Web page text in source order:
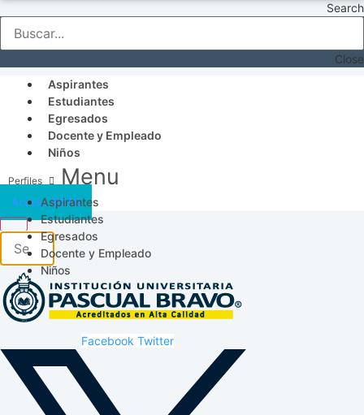
Search
Close
Aspirantes
Estudiantes
Egresados
Docente y Empleado
Niños
Menu
Aspirantes
Estudiantes
Egresados
Docente y Empleado
Niños
Acceso SICAU
Facebook Twitter